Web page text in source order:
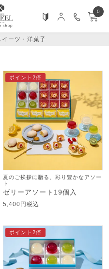
0
ーツ・洋菓子
ポイント2倍
夏のご挨拶に贈る、彩り豊かなアソー
ト
ゼリーアソート19個入
5,400 税込
ポイント2倍